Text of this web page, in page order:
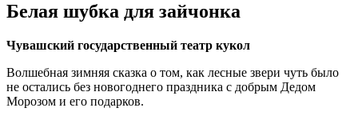
Белая шубка для зайчонка
Чувашский государственный театр кукол
Волшебная зимняя сказка о том, как лесные звери чуть было
не остались без новогоднего праздника с добрым Дедом
Морозом и его подарков.